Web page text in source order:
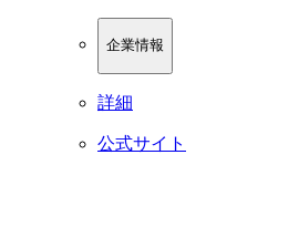
企業情報
詳細
公式サイト